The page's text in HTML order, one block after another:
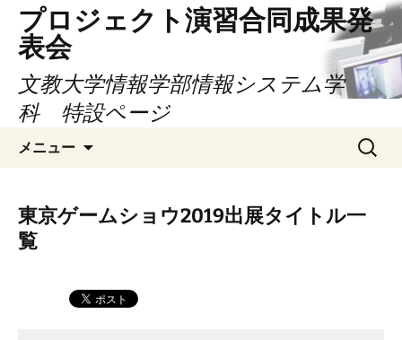
プロジェクト演習合同成果発
表会
文教大学情報学部情報システム学
科 特設ページ
メニュー
検
索:
東京ゲームショウ2019出展タイトル一
覧